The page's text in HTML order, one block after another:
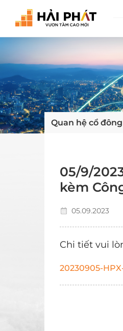
Quan hệ cổ đông
05/9/
kèm
05.09.2023
Chi tiết vui
20230905-